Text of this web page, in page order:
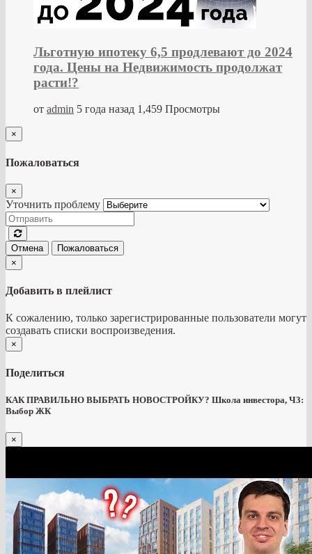
Льготную ипотеку 6,5 продлевают до 2024
года. Цены на Недвижимость продолжат
расти!?
от admin 5 года назад 1,459 Просмотры
×
Пожаловаться
×
Уточнить проблему
Отмена
Пожаловаться
×
Добавить в плейлист
К сожалению, только зарегистрированные пользователи могут
создавать списки воспроизведения.
×
Поделиться
КАК ПРАВИЛЬНО ВЫБРАТЬ НОВОСТРОЙКУ? Школа инвестора, Ч3:
Выбор ЖК
×